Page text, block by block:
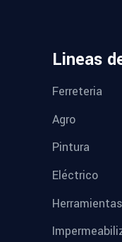
Lineas
Ferreteria
Agro
Pintura
Eléctrico
Herramientas